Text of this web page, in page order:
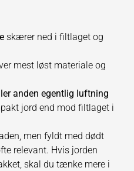
skærer ned i filtlaget og
mest løst materiale og
anden egentlig luftning
jord end mod filtlaget i
men fyldt med dødt
relevant. Hvis jorden
skal du tænke mere i